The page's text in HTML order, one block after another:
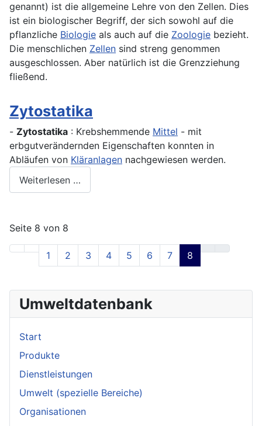
genannt) ist die allgemeine Lehre von den Zellen. Dies
ist ein biologischer Begriff, der sich sowohl auf die
pflanzliche Biologie als auch auf die Zoologie bezieht.
Die menschlichen Zellen sind streng genommen
ausgeschlossen. Aber natürlich ist die Grenzziehung
fließend.
Zytostatika
- Zytostatika : Krebshemmende Mittel - mit
erbgutverändernden Eigenschaften konnten in
Abläufen von Kläranlagen nachgewiesen werden.
Weiterlesen …
Seite 8 von 8
1 2 3 4 5 6 7 8
Umweltdatenbank
Start
Produkte
Dienstleistungen
Umwelt (spezielle Bereiche)
Organisationen